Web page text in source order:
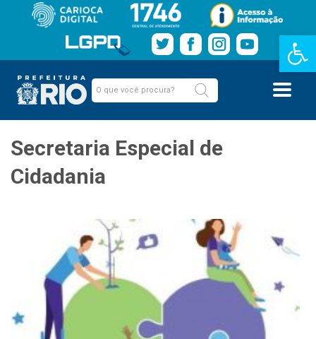
Barra de
Secretaria Especial de
Cidadania